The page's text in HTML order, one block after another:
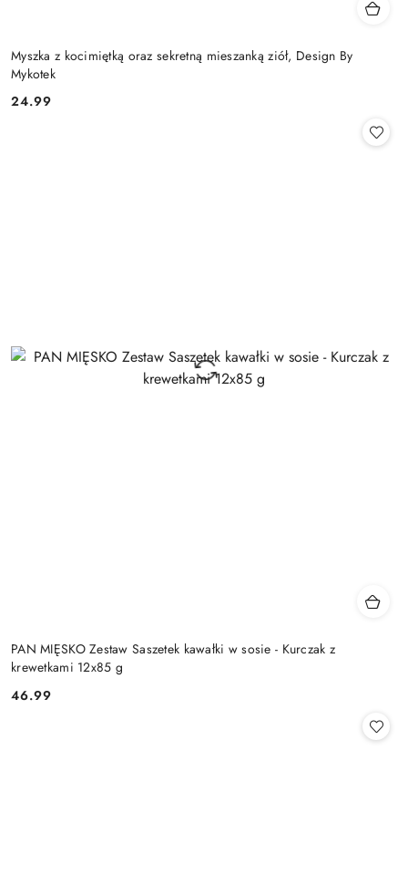
Myszka z kocimiętką oraz sekretną mieszanką ziół, Design By
Mykotek
Cena:
24.99
PAN MIĘSKO Zestaw Saszetek kawałki w sosie - Kurczak z
krewetkami 12x85 g
Cena:
46.99